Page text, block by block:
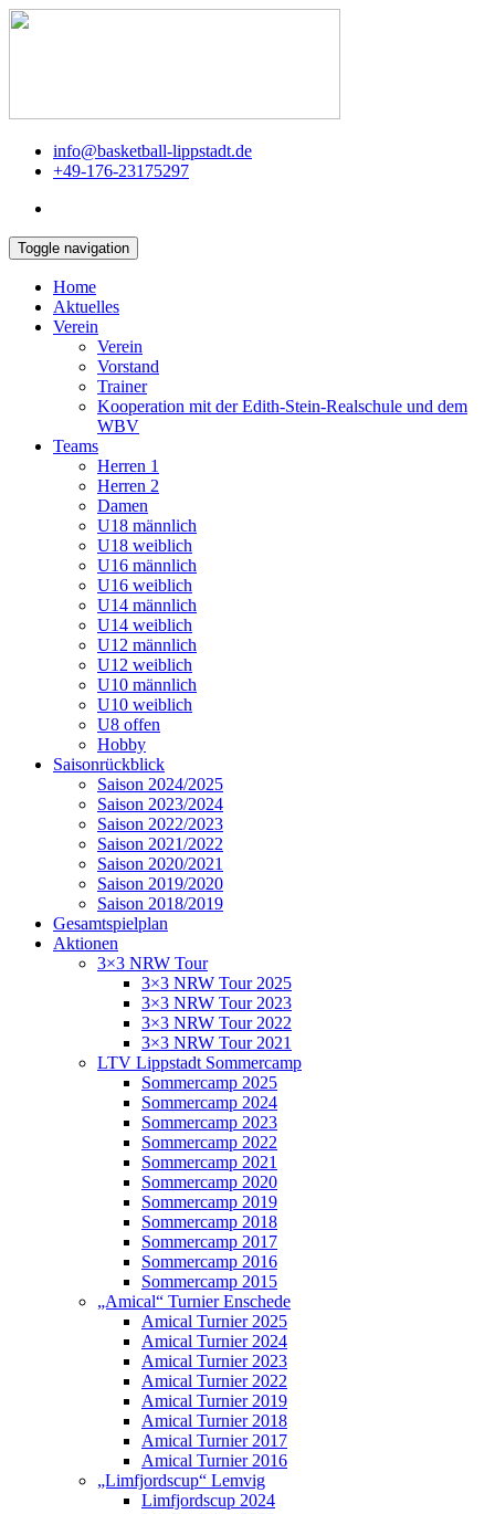
info@basketball-lippstadt.de
+49-176-23175297
Toggle navigation
Home
Aktuelles
Verein
Verein
Vorstand
Trainer
Kooperation mit der Edith-Stein-Realschule und dem
WBV
Teams
Herren 1
Herren 2
Damen
U18 männlich
U18 weiblich
U16 männlich
U16 weiblich
U14 männlich
U14 weiblich
U12 männlich
U12 weiblich
U10 männlich
U10 weiblich
U8 offen
Hobby
Saisonrückblick
Saison 2024/2025
Saison 2023/2024
Saison 2022/2023
Saison 2021/2022
Saison 2020/2021
Saison 2019/2020
Saison 2018/2019
Gesamtspielplan
Aktionen
3×3 NRW Tour
3×3 NRW Tour 2025
3×3 NRW Tour 2023
3×3 NRW Tour 2022
3×3 NRW Tour 2021
LTV Lippstadt Sommercamp
Sommercamp 2025
Sommercamp 2024
Sommercamp 2023
Sommercamp 2022
Sommercamp 2021
Sommercamp 2020
Sommercamp 2019
Sommercamp 2018
Sommercamp 2017
Sommercamp 2016
Sommercamp 2015
„Amical“ Turnier Enschede
Amical Turnier 2025
Amical Turnier 2024
Amical Turnier 2023
Amical Turnier 2022
Amical Turnier 2019
Amical Turnier 2018
Amical Turnier 2017
Amical Turnier 2016
„Limfjordscup“ Lemvig
Limfjordscup 2024